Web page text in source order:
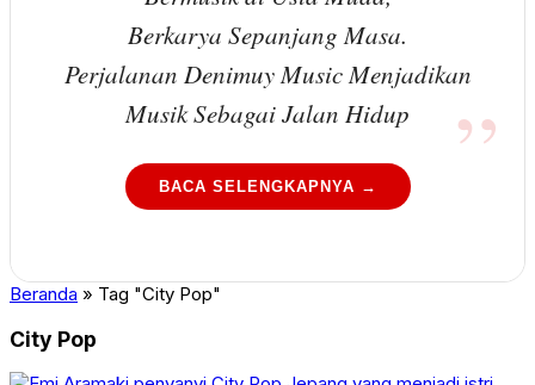
Berkarya Sepanjang Masa.
Perjalanan Denimuy Music Menjadikan
Musik Sebagai Jalan Hidup
BACA SELENGKAPNYA →
Beranda » Tag "City Pop"
City Pop